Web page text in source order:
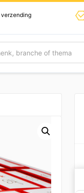
verzending